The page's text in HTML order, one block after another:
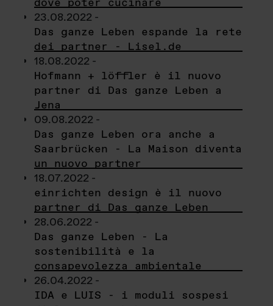
23.08.2022 -
Das ganze Leben espande la rete
dei partner - Lisel.de
18.08.2022 -
Hofmann + löffler è il nuovo
partner di Das ganze Leben a
Jena
09.08.2022 -
Das ganze Leben ora anche a
Saarbrücken - La Maison diventa
un nuovo partner
18.07.2022 -
einrichten design è il nuovo
partner di Das ganze Leben
28.06.2022 -
Das ganze Leben - La
sostenibilità e la
consapevolezza ambientale
26.04.2022 -
IDA e LUIS - i moduli sospesi